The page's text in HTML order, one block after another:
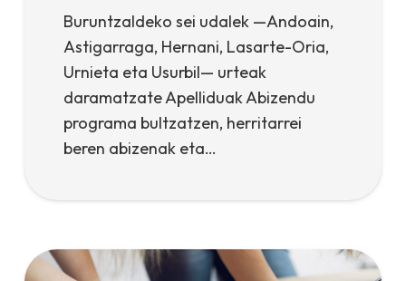
Buruntzaldeko sei udalek —Andoain,
Astigarraga, Hernani, Lasarte-Oria,
Urnieta eta Usurbil— urteak
daramatzate Apelliduak Abizendu
programa bultzatzen, herritarrei
beren abizenak eta…